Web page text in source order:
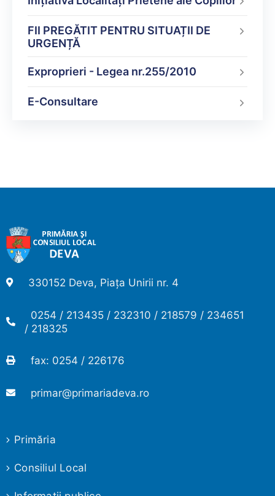
FII PREGĂTIT PENTRU SITUAȚII DE
URGENȚĂ
Exproprieri - Legea nr.255/2010
E-Consultare
330152 Deva, Piața Unirii nr. 4
0254 / 213435 / 232310 / 218579 / 234651
/ 218325
fax: 0254 / 226176
primar@primariadeva.ro
Primăria
Consiliul Local